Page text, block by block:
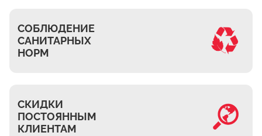
СОБЛЮДЕНИЕ
САНИТАРНЫХ
НОРМ
СКИДКИ
ПОСТОЯННЫМ
КЛИЕНТАМ